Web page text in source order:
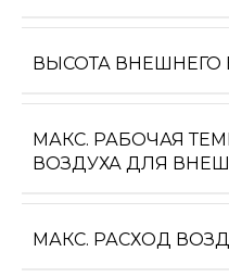
ВЫСОТА ВНЕШНЕГО
МАКС. РАБОЧАЯ
ВОЗДУХА ДЛЯ
МАКС. РАСХОД